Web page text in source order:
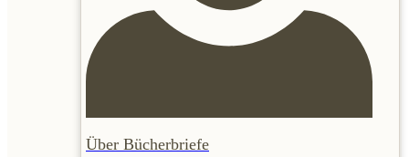
Über Bücherbriefe